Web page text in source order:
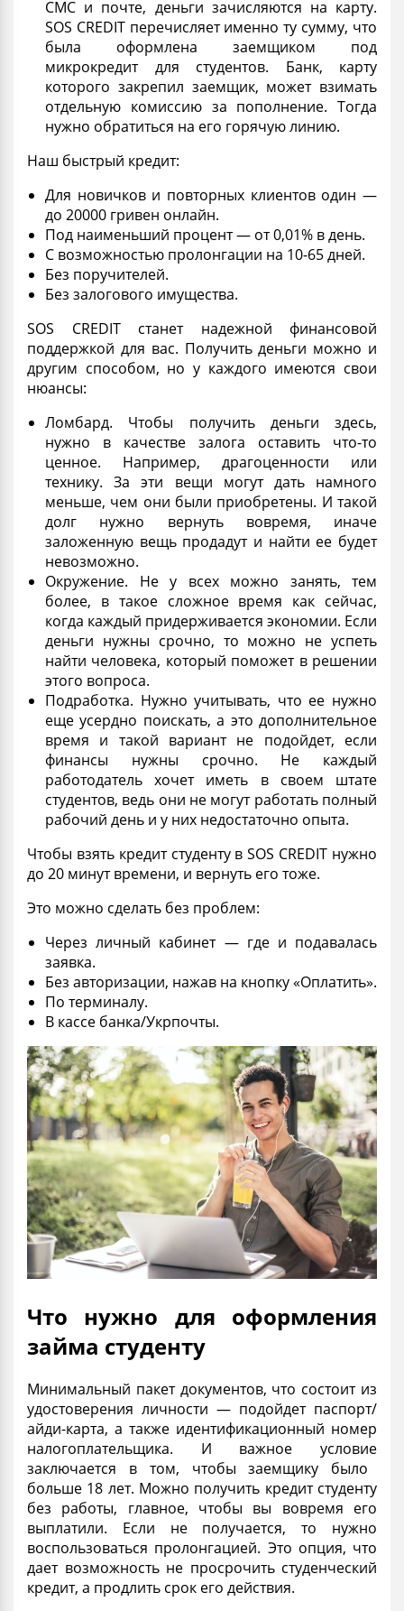
СМС и почте, деньги зачисляются на карту.
SOS CREDIT перечисляет именно ту сумму, что
была оформлена заемщиком под
микрокредит для студентов. Банк, карту
которого закрепил заемщик, может взимать
отдельную комиссию за пополнение. Тогда
нужно обратиться на его горячую линию.
Наш быстрый кредит:
Для новичков и повторных клиентов один —
до 20000 гривен онлайн.
Под наименьший процент — от 0,01% в день.
С возможностью пролонгации на 10-65 дней.
Без поручителей.
Без залогового имущества.
SOS CREDIT станет надежной финансовой
поддержкой для вас. Получить деньги можно и
другим способом, но у каждого имеются свои
нюансы:
Ломбард. Чтобы получить деньги здесь,
нужно в качестве залога оставить что-то
ценное. Например, драгоценности или
технику. За эти вещи могут дать намного
меньше, чем они были приобретены. И такой
долг нужно вернуть вовремя, иначе
заложенную вещь продадут и найти ее будет
невозможно.
Окружение. Не у всех можно занять, тем
более, в такое сложное время как сейчас,
когда каждый придерживается экономии. Если
деньги нужны срочно, то можно не успеть
найти человека, который поможет в решении
этого вопроса.
Подработка. Нужно учитывать, что ее нужно
еще усердно поискать, а это дополнительное
время и такой вариант не подойдет, если
финансы нужны срочно. Не каждый
работодатель хочет иметь в своем штате
студентов, ведь они не могут работать полный
рабочий день и у них недостаточно опыта.
Чтобы взять кредит студентув SOS CREDIT нужно
до 20 минут времени, и вернуть его тоже.
Это можно сделать без проблем:
Через личный кабинет — где и подавалась
заявка.
Без авторизации, нажав на кнопку «Оплатить».
По терминалу.
В кассе банка/Укрпочты.
Что нужно для оформления
займа студенту
Минимальный пакет документов, что состоит из
удостоверения личности — подойдет паспорт/
айди-карта, а также идентификационный номер
налогоплательщика. И важное условие
заключается в том, чтобы заемщику было
больше 18 лет. Можно получить кредит студенту
без работы, главное, чтобы вы вовремя его
выплатили. Если не получается, то нужно
воспользоваться пролонгацией. Это опция, что
дает возможность не просрочить студенческий
кредит, а продлить срок его действия.